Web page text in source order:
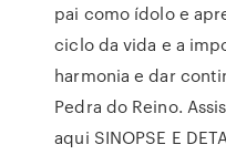
pai como ídolo e
ciclo da vida e a
harmonia e dar
Pedra do Reino.
aqui SINOPSE E